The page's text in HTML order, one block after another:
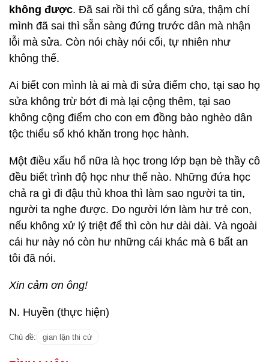
không được. Đã sai rồi thì cố gắng sửa, thậm chí
mình đã sai thì sẵn sàng đứng trước dân mà nhận
lỗi mà sửa. Còn nói chày nói cối, tự nhiên như
không thế.
Ai biết con mình là ai mà đi sửa điểm cho, tại sao họ
sửa không trừ bớt đi mà lại cộng thêm, tại sao
không cộng điểm cho con em đồng bào nghèo dân
tộc thiểu số khó khăn trong học hành.
Một điều xấu hổ nữa là học trong lớp bạn bè thầy cô
đều biết trình độ học như thế nào. Những đứa học
chả ra gì đi đậu thủ khoa thì làm sao người ta tin,
người ta nghe được. Do người lớn làm hư trẻ con,
nếu không xử lý triệt để thì còn hư dài dài. Và ngoài
cái hư này nó còn hư những cái khác mà 6 bất an
tôi đã nói.
Xin cảm ơn ông!
N. Huyền (thực hiện)
Chủ đề: gian lận thi cử